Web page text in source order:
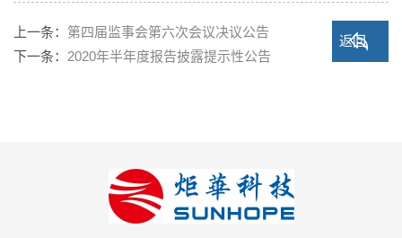
上一条： 第四届监事会第六次会议决议公告
下一条： 2020年半年度报告披露提示性公告
返回